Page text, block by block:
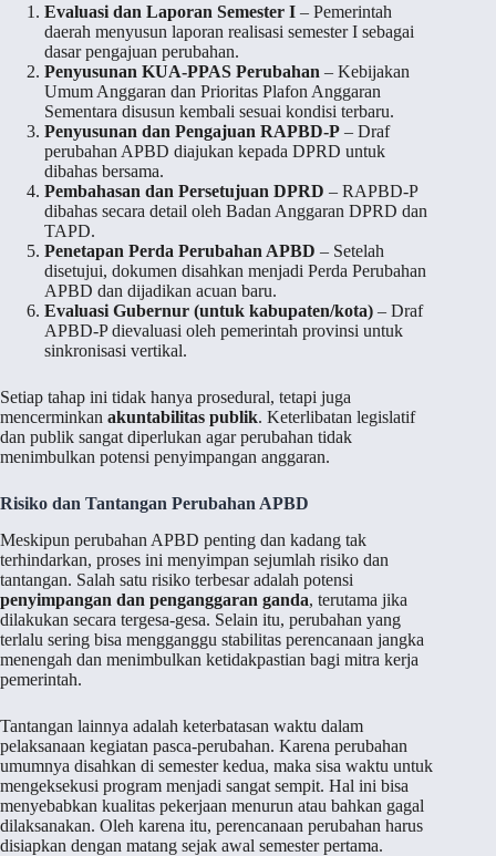
Evaluasi dan Laporan Semester I – Pemerintah
daerah menyusun laporan realisasi semester I sebagai
dasar pengajuan perubahan.
Penyusunan KUA-PPAS Perubahan – Kebijakan
Umum Anggaran dan Prioritas Plafon Anggaran
Sementara disusun kembali sesuai kondisi terbaru.
Penyusunan dan Pengajuan RAPBD-P – Draf
perubahan APBD diajukan kepada DPRD untuk
dibahas bersama.
Pembahasan dan Persetujuan DPRD – RAPBD-P
dibahas secara detail oleh Badan Anggaran DPRD dan
TAPD.
Penetapan Perda Perubahan APBD – Setelah
disetujui, dokumen disahkan menjadi Perda Perubahan
APBD dan dijadikan acuan baru.
Evaluasi Gubernur (untuk kabupaten/kota) – Draf
APBD-P dievaluasi oleh pemerintah provinsi untuk
sinkronisasi vertikal.
Setiap tahap ini tidak hanya prosedural, tetapi juga
mencerminkan akuntabilitas publik. Keterlibatan legislatif
dan publik sangat diperlukan agar perubahan tidak
menimbulkan potensi penyimpangan anggaran.
Risiko dan Tantangan Perubahan APBD
Meskipun perubahan APBD penting dan kadang tak
terhindarkan, proses ini menyimpan sejumlah risiko dan
tantangan. Salah satu risiko terbesar adalah potensi
penyimpangan dan penganggaran ganda, terutama jika
dilakukan secara tergesa-gesa. Selain itu, perubahan yang
terlalu sering bisa mengganggu stabilitas perencanaan jangka
menengah dan menimbulkan ketidakpastian bagi mitra kerja
pemerintah.
Tantangan lainnya adalah keterbatasan waktu dalam
pelaksanaan kegiatan pasca-perubahan. Karena perubahan
umumnya disahkan di semester kedua, maka sisa waktu untuk
mengeksekusi program menjadi sangat sempit. Hal ini bisa
menyebabkan kualitas pekerjaan menurun atau bahkan gagal
dilaksanakan. Oleh karena itu, perencanaan perubahan harus
disiapkan dengan matang sejak awal semester pertama.